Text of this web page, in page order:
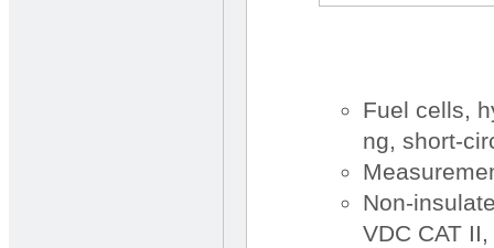
Fuel cells,
ng, short-
Non-
VDC CAT